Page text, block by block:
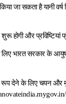
जा सकता है यानी वर्ष
होगी और
भारत सरकार के आयुष
रूप देने के लिए चयन